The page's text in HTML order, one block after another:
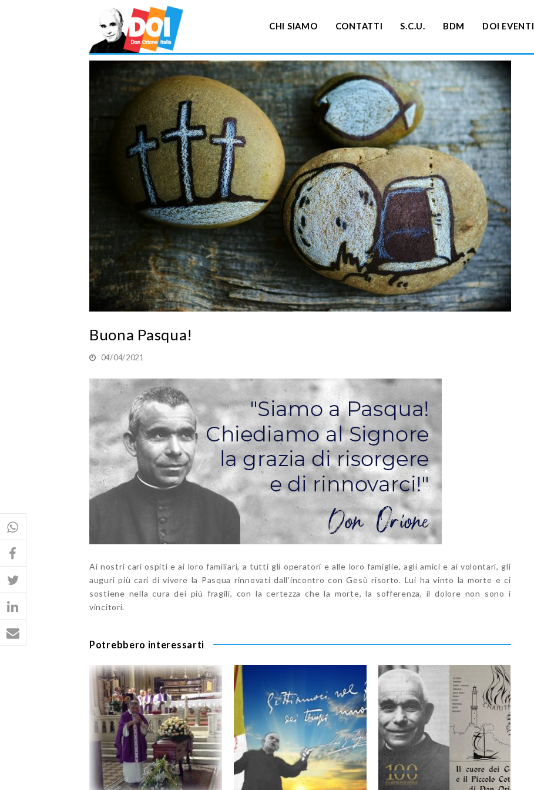
CHI SIAMO CONTATTI S.C.U. BDM DOI EVENTI
Buona Pasqua!
04/04/2021
Ai nostri cari ospiti e ai loro familiari, a tutti gli operatori e alle loro famiglie, agli amici e ai volontari, gli
auguri più cari di vivere la Pasqua rinnovati dall’incontro con Gesù risorto. Lui ha vinto la morte e ci
sostiene nella cura dei più fragili, con la certezza che la morte, la sofferenza, il dolore non sono i
vincitori.
Potrebbero interessarti